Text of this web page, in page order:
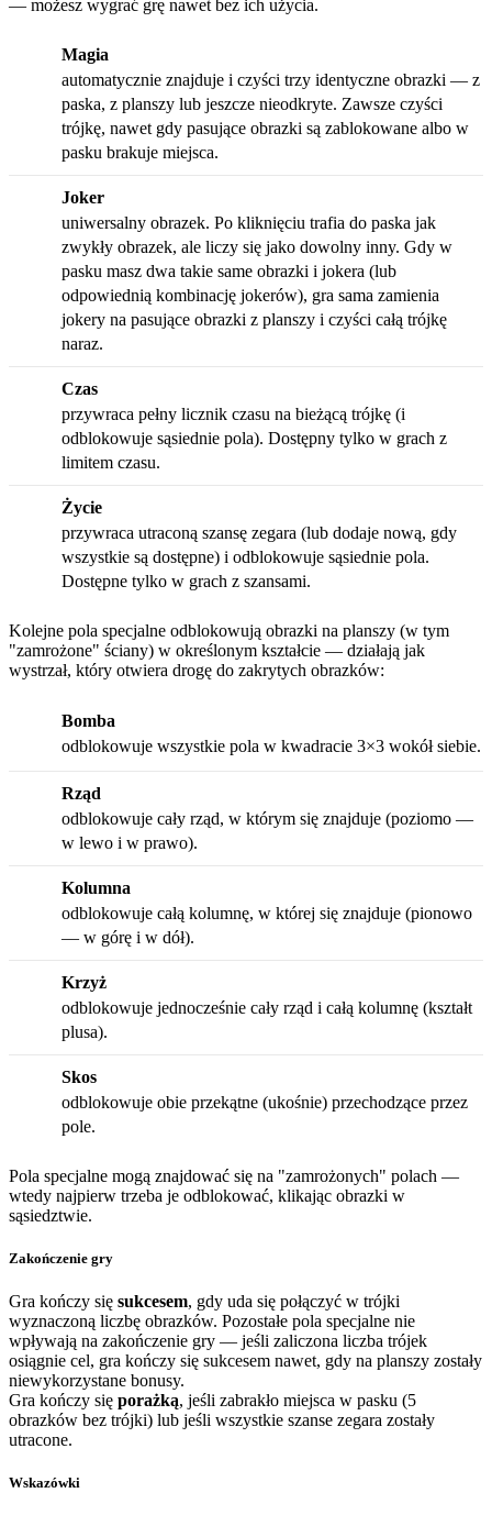
— możesz wygrać grę nawet bez ich użycia.
Magia
automatycznie znajduje i czyści trzy identyczne obrazki — z
paska, z planszy lub jeszcze nieodkryte. Zawsze czyści
trójkę, nawet gdy pasujące obrazki są zablokowane albo w
pasku brakuje miejsca.
Joker
uniwersalny obrazek. Po kliknięciu trafia do paska jak
zwykły obrazek, ale liczy się jako dowolny inny. Gdy w
pasku masz dwa takie same obrazki i jokera (lub
odpowiednią kombinację jokerów), gra sama zamienia
jokery na pasujące obrazki z planszy i czyści całą trójkę
naraz.
Czas
przywraca pełny licznik czasu na bieżącą trójkę (i
odblokowuje sąsiednie pola). Dostępny tylko w grach z
limitem czasu.
Życie
przywraca utraconą szansę zegara (lub dodaje nową, gdy
wszystkie są dostępne) i odblokowuje sąsiednie pola.
Dostępne tylko w grach z szansami.
Kolejne pola specjalne odblokowują obrazki na planszy (w tym
"zamrożone" ściany) w określonym kształcie — działają jak
wystrzał, który otwiera drogę do zakrytych obrazków:
Bomba
odblokowuje wszystkie pola w kwadracie 3×3 wokół siebie.
Rząd
odblokowuje cały rząd, w którym się znajduje (poziomo —
w lewo i w prawo).
Kolumna
odblokowuje całą kolumnę, w której się znajduje (pionowo
— w górę i w dół).
Krzyż
odblokowuje jednocześnie cały rząd i całą kolumnę (kształt
plusa).
Skos
odblokowuje obie przekątne (ukośnie) przechodzące przez
pole.
Pola specjalne mogą znajdować się na "zamrożonych" polach —
wtedy najpierw trzeba je odblokować, klikając obrazki w
sąsiedztwie.
Zakończenie gry
Gra kończy się sukcesem, gdy uda się połączyć w trójki
wyznaczoną liczbę obrazków. Pozostałe pola specjalne nie
wpływają na zakończenie gry — jeśli zaliczona liczba trójek
osiągnie cel, gra kończy się sukcesem nawet, gdy na planszy zostały
niewykorzystane bonusy.
Gra kończy się porażką, jeśli zabrakło miejsca w pasku (5
obrazków bez trójki) lub jeśli wszystkie szanse zegara zostały
utracone.
Wskazówki